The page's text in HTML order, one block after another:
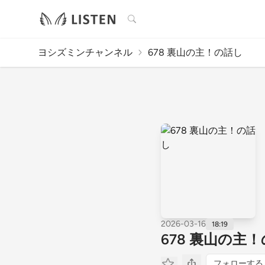
検索
ヨシズミンチャンネル 678 裏山の主！の話し
2026-03-16 18:19
678 裏山の主